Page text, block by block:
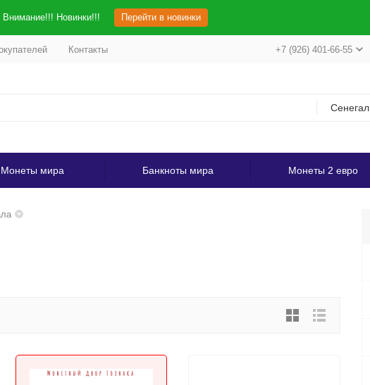
Внимание!!! Новинки!!! Перейти в новинки
Контакты +7 (926) 401-66-55
Сенегал
Монеты мира Банкноты мира Монеты 2 евро